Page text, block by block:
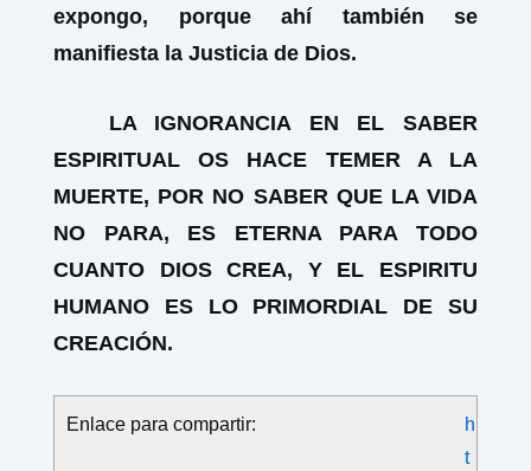
expongo, porque ahí también se
manifiesta la Justicia de Dios.
LA IGNORANCIA EN EL SABER
ESPIRITUAL OS HACE TEMER A LA
MUERTE, POR NO SABER QUE LA VIDA
NO PARA, ES ETERNA PARA TODO
CUANTO DIOS CREA, Y EL ESPIRITU
HUMANO ES LO PRIMORDIAL DE SU
CREACIÓN.
Enlace para compartir:
h
t